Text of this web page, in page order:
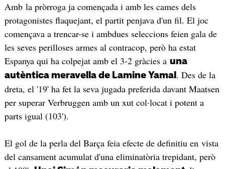
Amb la pròrroga ja començada i amb les cames dels
protagonistes flaquejant, el partit penjava d'un fil. El joc
començava a trencar-se i ambdues seleccions feien gala de
les seves perilloses armes al contracop, però ha estat
Espanya qui ha colpejat amb el 3-2 gràcies a una
autèntica meravella de Lamine Yamal . Des de la
dreta, el '19' ha fet la seva jugada preferida davant Maatsen
per superar Verbruggen amb un xut col·locat i potent a
parts igual (103').
El gol de la perla del Barça feia efecte de definitiu en vista
del cansament acumulat d'una eliminatòria trepidant, però